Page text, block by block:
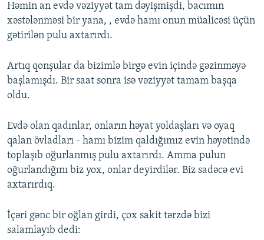
Həmin an evdə vəziyyət tam dəyişmişdi, bacımın
xəstələnməsi bir yana, , evdə hamı onun müalicəsi üçün
gətirilən pulu axtarırdı.
Artıq qonşular da bizimlə birgə evin içində gəzinməyə
başlamışdı. Bir saat sonra isə vəziyyət tamam başqa
oldu.
Evdə olan qadınlar, onların həyat yoldaşları və oyaq
qalan övladları - hamı bizim qaldığımız evin həyətində
toplaşıb oğurlanmış pulu axtarırdı. Amma pulun
oğurlandığını biz yox, onlar deyirdilər. Biz sadəcə evi
axtarırdıq.
İçəri gənc bir oğlan girdi, çox sakit tərzdə bizi
salamlayıb dedi: